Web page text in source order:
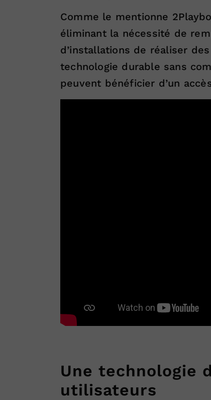
Comme le mentionne
éliminant la nécessité de
d’installations de réaliser
technologie durable sans
peuvent bénéficier d’un
Une technologie
utilisateurs